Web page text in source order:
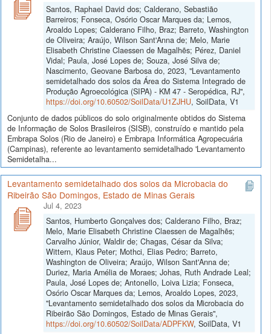
Santos, Raphael David dos; Calderano, Sebastião
Barreiros; Fonseca, Osório Oscar Marques da; Lemos,
Aroaldo Lopes; Calderano Filho, Braz; Barreto, Washington
de Oliveira; Araújo, Wilson Sant'Anna de; Melo, Marie
Elisabeth Christine Claessen de Magalhẽs; Pérez, Daniel
Vidal; Paula, José Lopes de; Souza, José Silva de;
Nascimento, Geovane Barbosa do, 2023, "Levantamento
semidetalhado dos solos da Área do Sistema Integrado de
Produção Agroecológica (SIPA) - KM 47 - Seropédica, RJ",
https://doi.org/10.60502/SoilData/U1ZJHU, SoilData, V1
Conjunto de dados públicos do solo originalmente obtidos do Sistema
de Informação de Solos Brasileiros (SISB), construído e mantido pela
Embrapa Solos (Rio de Janeiro) e Embrapa Informática Agropecuária
(Campinas), referente ao levantamento semidetalhado 'Levantamento
Semidetalha...
Levantamento semidetalhado dos solos da Microbacia do
Ribeirão São Domingos, Estado de Minas Gerais
Jul 4, 2023
Santos, Humberto Gonçalves dos; Calderano Filho, Braz;
Melo, Marie Elisabeth Christine Claessen de Magalhẽs;
Carvalho Júnior, Waldir de; Chagas, César da Silva;
Wittern, Klaus Peter; Mothci, Elias Pedro; Barreto,
Washington de Oliveira; Araújo, Wilson Sant'Anna de;
Duriez, Maria Amélia de Moraes; Johas, Ruth Andrade Leal;
Paula, José Lopes de; Antonello, Loiva Lizia; Fonseca,
Osório Oscar Marques da; Lemos, Aroaldo Lopes, 2023,
"Levantamento semidetalhado dos solos da Microbacia do
Ribeirão São Domingos, Estado de Minas Gerais",
https://doi.org/10.60502/SoilData/ADPFKW, SoilData, V1